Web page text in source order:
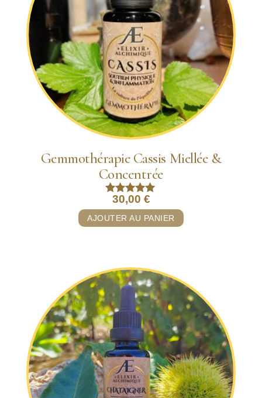
Gemmothérapie Cassis Miellée &
Concentrée
Note
5.00
sur 5
30,00 €
AJOUTER AU PANIER